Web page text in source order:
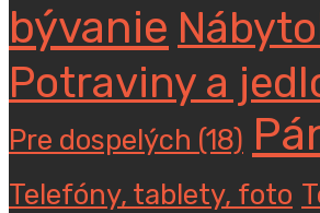
bývanie
Potraviny a
Pre dospelých (18)
Telefóny, tablety, foto